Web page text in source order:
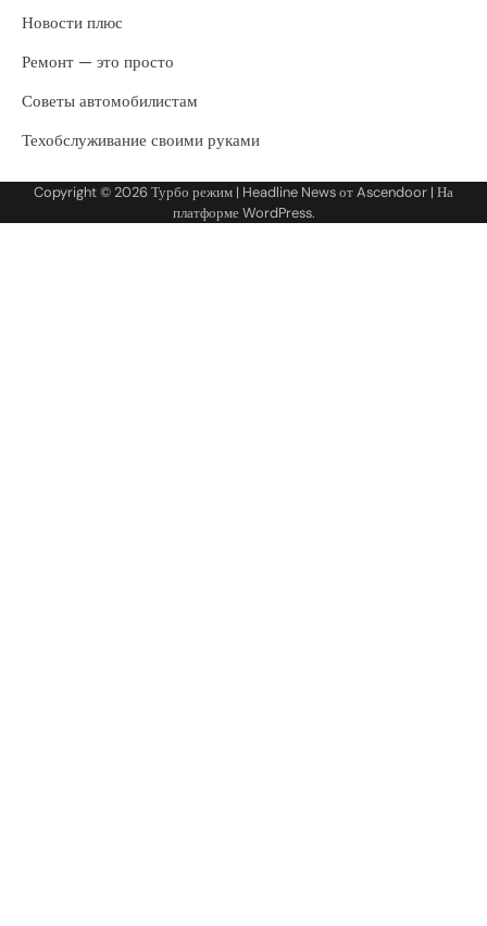
Новости плюс
Ремонт — это просто
Советы автомобилистам
Техобслуживание своими руками
Copyright © 2026Турбо режим | Headline News отAscendoor | На
платформеWordPress.